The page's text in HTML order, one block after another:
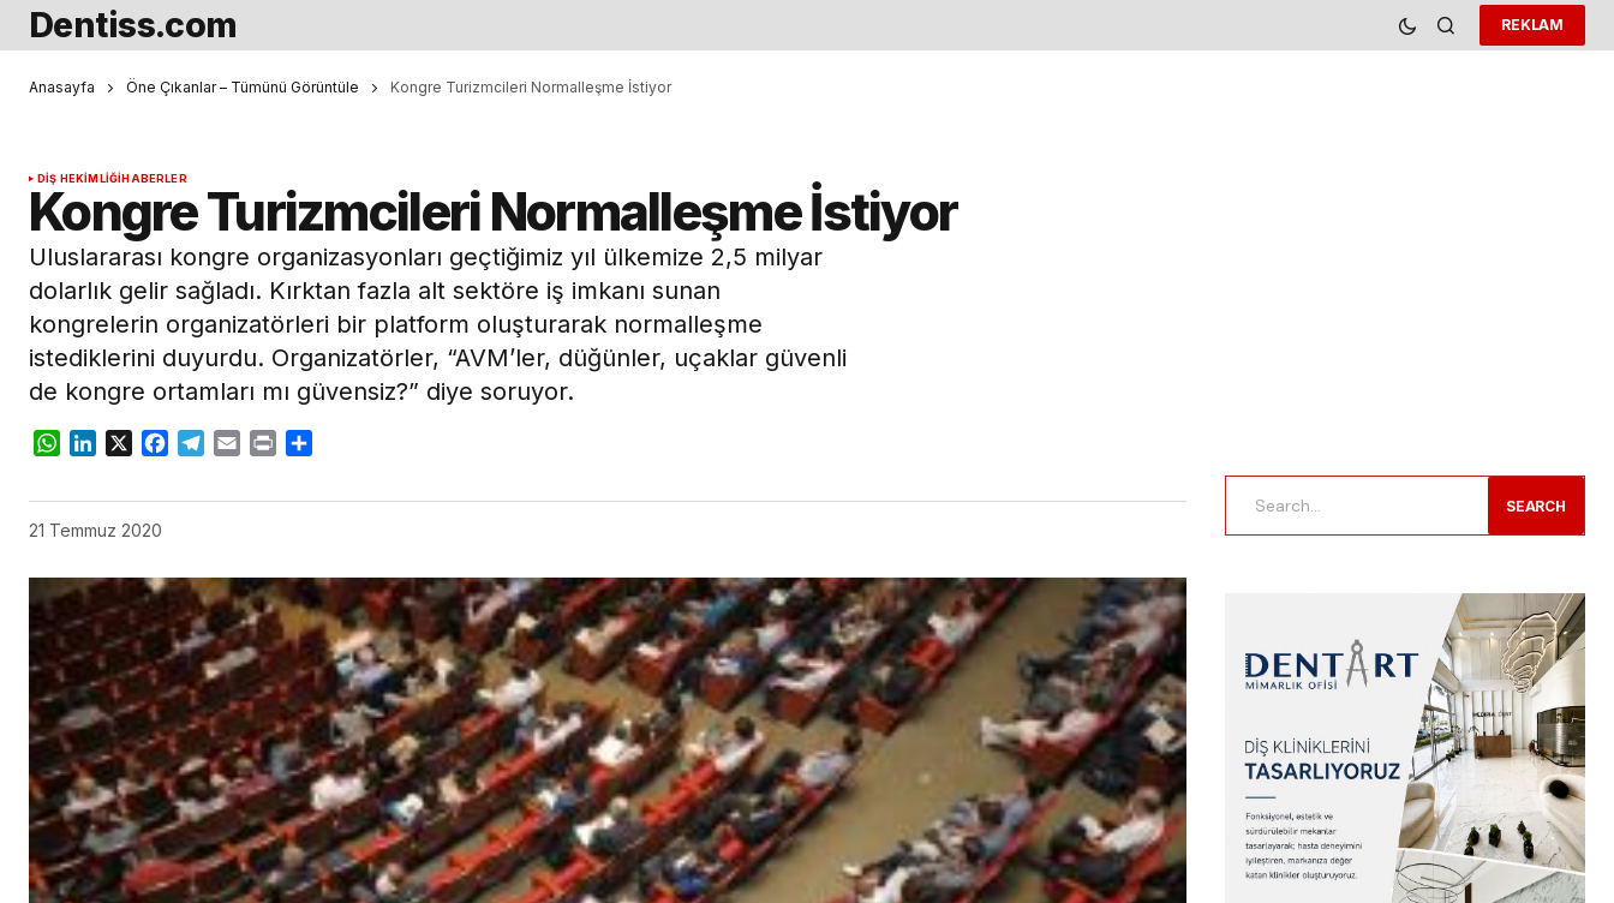
Dentiss.com REKLAM
Anasayfa Öne Çıkanlar – Tümünü Görüntüle Kongre Turizmcileri Normalleşme İstiyor
DIŞ HEKIMLIĞIHABERLER
Kongre Turizmcileri Normalleşme İstiyor
Uluslararası kongre organizasyonları geçtiğimiz yıl ülkemize 2,5 milyar
dolarlık gelir sağladı. Kırktan fazla alt sektöre iş imkanı sunan
kongrelerin organizatörleri bir platform oluşturarak normalleşme
istediklerini duyurdu. Organizatörler, “AVM’ler, düğünler, uçaklar güvenli
de kongre ortamları mı güvensiz?” diye soruyor.
WhatsApp
LinkedIn
X Facebook
Telegram
Email Print
21 Temmuz 2020
SEARCH